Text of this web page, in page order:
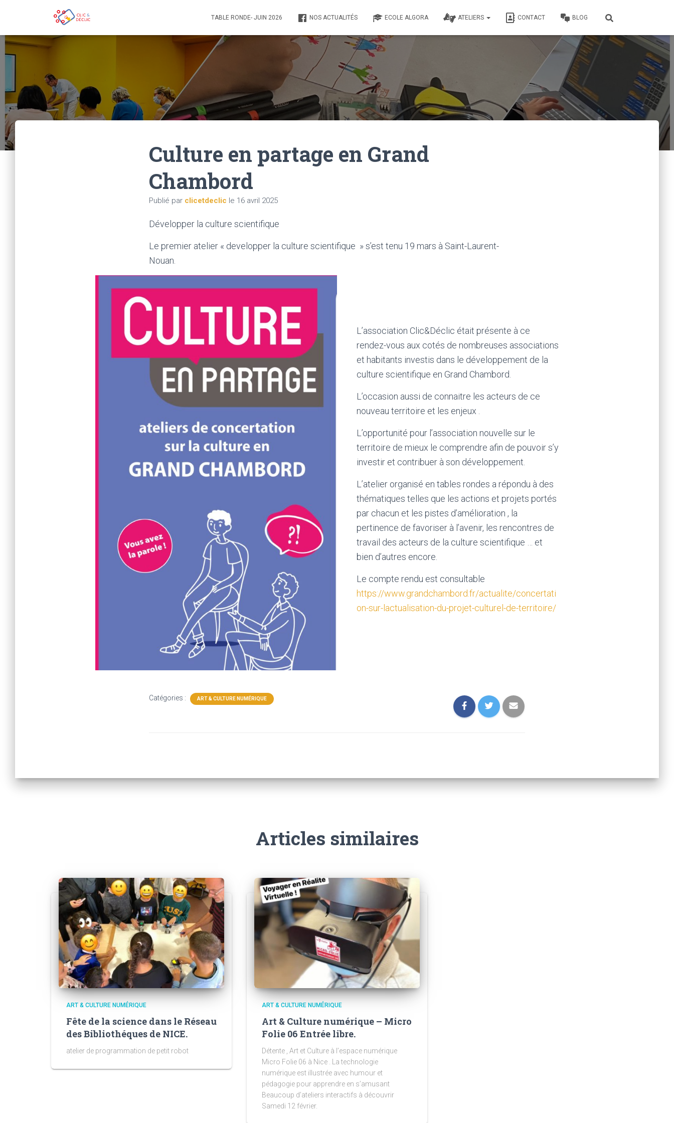
TABLE RONDE- JUIN 2026 NOS ACTUALITÉS ECOLE ALGORA ATELIERS CONTACT BLOG
Culture en partage en Grand
Chambord
Publié par clicetdeclic le 16 avril 2025
Développer la culture scientifique
Le premier atelier « developper la culture scientifique » s’est tenu 19 mars à Saint-Laurent-
Nouan.
L’association Clic&Déclic était présente à ce
rendez-vous aux cotés de nombreuses associations
et habitants investis dans le développement de la
culture scientifique en Grand Chambord.
L’occasion aussi de connaitre les acteurs de ce
nouveau territoire et les enjeux .
L’opportunité pour l’association nouvelle sur le
territoire de mieux le comprendre afin de pouvoir s’y
investir et contribuer à son développement.
L’atelier organisé en tables rondes a répondu à des
thématiques telles que les actions et projets portés
par chacun et les pistes d’amélioration , la
pertinence de favoriser à l’avenir, les rencontres de
travail des acteurs de la culture scientifique … et
bien d’autres encore.
Le compte rendu est consultable
https://www.grandchambord.fr/actualite/concertati
on-sur-lactualisation-du-projet-culturel-de-territoire/
Catégories : ART & CULTURE NUMÉRIQUE
Articles similaires
ART & CULTURE NUMÉRIQUE
Fête de la science dans le Réseau
des Bibliothéques de NICE.
atelier de programmation de petit robot
ART & CULTURE NUMÉRIQUE
Art & Culture numérique – Micro
Folie 06 Entrée libre.
Détente , Art et Culture à l’espace numérique
Micro Folie 06 à Nice . La technologie
numérique est illustrée avec humour et
pédagogie pour apprendre en s’amusant
Beaucoup d’ateliers interactifs à découvrir
Samedi 12 février.